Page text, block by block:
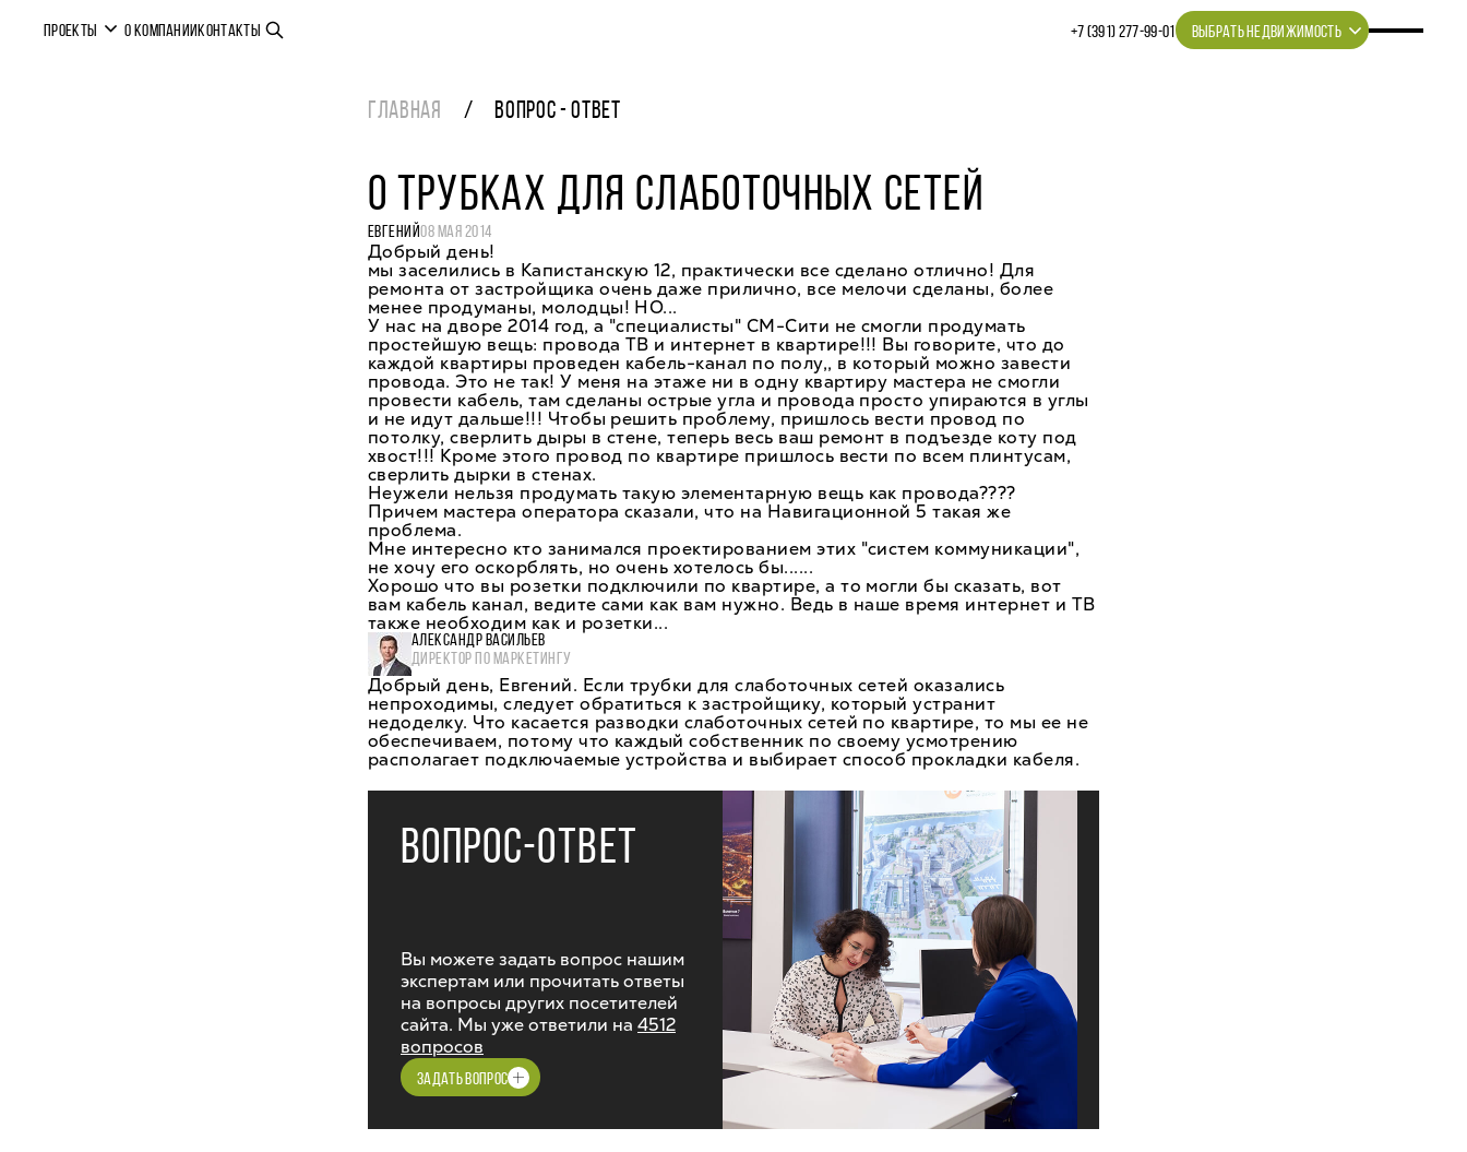
ПРОЕКТЫ О КОМПАНИИКОНТАКТЫ +7 (391) 277‒99‒01 ВЫБРАТЬ НЕДВИЖИМОСТЬ
ГЛАВНАЯ ВОПРОС - ОТВЕТ
О ТРУБКАХ ДЛЯ СЛАБОТОЧНЫХ СЕТЕЙ
ЕВГЕНИЙ08 МАЯ 2014
Добрый день!
мы заселились в Капистанскую 12, практически все сделано отлично! Для
ремонта от застройщика очень даже прилично, все мелочи сделаны, более
менее продуманы, молодцы! НО...
У нас на дворе 2014 год, а "специалисты" СМ-Сити не смогли продумать
простейшую вещь: провода ТВ и интернет в квартире!!! Вы говорите, что до
каждой квартиры проведен кабель-канал по полу,, в который можно завести
провода. Это не так! У меня на этаже ни в одну квартиру мастера не смогли
провести кабель, там сделаны острые угла и провода просто упираются в углы
и не идут дальше!!! Чтобы решить проблему, пришлось вести провод по
потолку, сверлить дыры в стене, теперь весь ваш ремонт в подъезде коту под
хвост!!! Кроме этого провод по квартире пришлось вести по всем плинтусам,
сверлить дырки в стенах.
Неужели нельзя продумать такую элементарную вещь как провода????
Причем мастера оператора сказали, что на Навигационной 5 такая же
проблема.
Мне интересно кто занимался проектированием этих "систем коммуникации",
не хочу его оскорблять, но очень хотелось бы......
Хорошо что вы розетки подключили по квартире, а то могли бы сказать, вот
вам кабель канал, ведите сами как вам нужно. Ведь в наше время интернет и ТВ
также необходим как и розетки...
АЛЕКСАНДР ВАСИЛЬЕВ
ДИРЕКТОР ПО МАРКЕТИНГУ
Добрый день, Евгений. Если трубки для слаботочных сетей оказались
непроходимы, следует обратиться к застройщику, который устранит
недоделку. Что касается разводки слаботочных сетей по квартире, то мы ее не
обеспечиваем, потому что каждый собственник по своему усмотрению
располагает подключаемые устройства и выбирает способ прокладки кабеля.
ВОПРОС-ОТВЕТ
Вы можете задать вопрос нашим
экспертам или прочитать ответы
на вопросы других посетителей
сайта. Мы уже ответили на 4512
вопросов
ЗАДАТЬ ВОПРОС